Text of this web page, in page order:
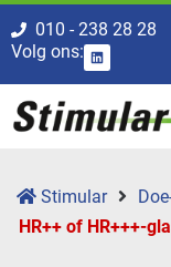
010 - 238 28 28
Volg ons:
Stimular
HR++ of HR+++-